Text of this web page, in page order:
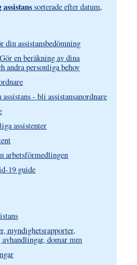
sorterade efter datum,
din assistansbedömning
en beräkning av dina
andra personliga behov
- bli assistansanordnare
assistenter
arbetsförmedlingen
19 guide
myndighetsrapporter,
domar mm